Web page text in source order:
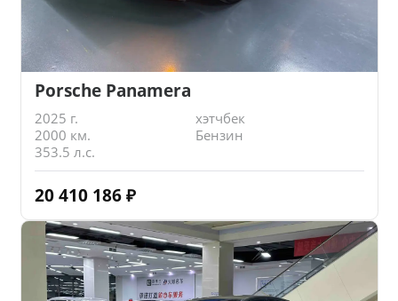
Porsche Panamera
2025 г.
хэтчбек
2000 км.
Бензин
353.5 л.с.
20 410 186 ₽